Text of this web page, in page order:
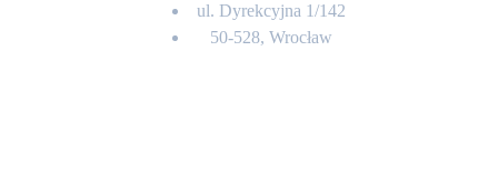
ul. Dyrekcyjna 1/142
50-528, Wrocław